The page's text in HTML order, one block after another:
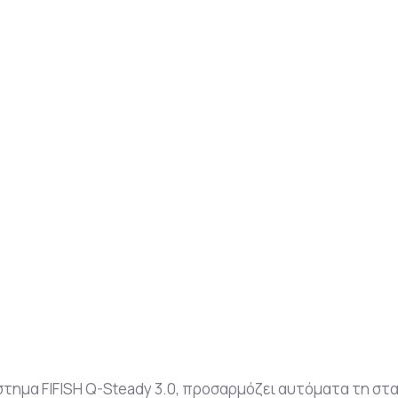
FIFISH Q-Steady 3.0, προσαρμόζει αυτόματα τη